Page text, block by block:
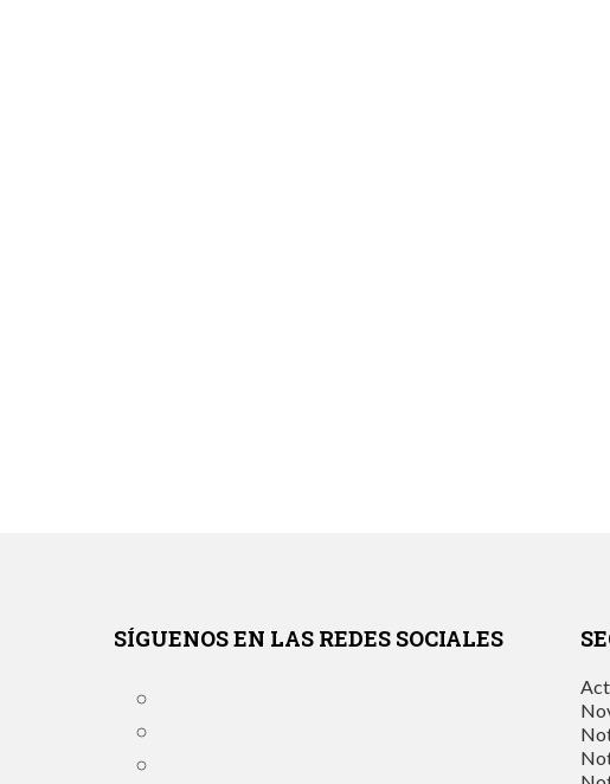
SÍGUENOS EN LAS REDES SOCIALES